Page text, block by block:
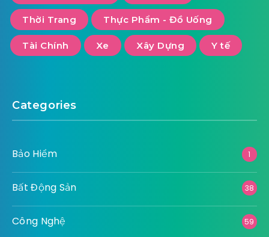
Thời Trang Thực Phẩm - Đồ Uống
Tài Chính Xe Xây Dựng Y tế
Categories
Bảo Hiểm 1
Bất Động Sản 38
Công Nghệ 59